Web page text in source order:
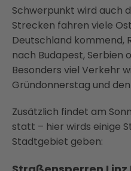
Schwerpunkt wird auch
Strecken fahren viele
Deutschland kommend,
nach Budapest, Serbien
Besonders viel Verkehr
Gründonnerstag und
Zusätzlich findet am
statt – hier wirds einige
Stadtgebiet geben: